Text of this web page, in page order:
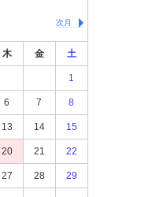
次月
木 金 土
1
6 7 8
13 14 15
20 21 22
27 28 29